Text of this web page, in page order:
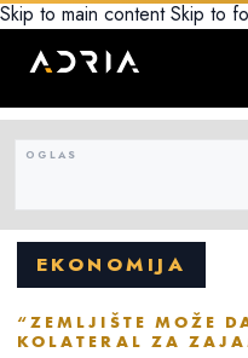
Skip to main content Skip to
EKONOMIJA
“ZEMLJIŠTE MOŽE
KOLATERAL ZA